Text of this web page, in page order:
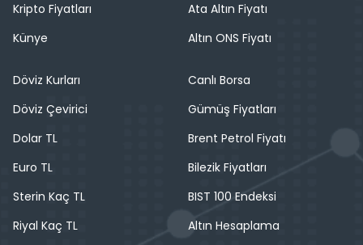
Kripto Fiyatları
Künye
Ata Altın Fiyatı
Altın ONS Fiyatı
Döviz Kurları
Döviz Çevirici
Dolar TL
Euro TL
Sterin Kaç TL
Riyal Kaç TL
Canlı Borsa
Gümüş Fiyatları
Brent Petrol Fiyatı
Bilezik Fiyatları
BIST 100 Endeksi
Altın Hesaplama